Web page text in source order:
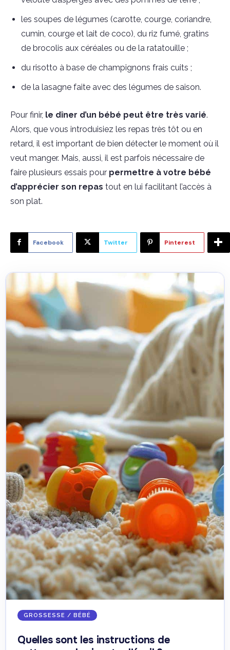
les soupes de légumes (carotte, courge, coriandre,
cumin, courge et lait de coco), du riz fumé, gratins
de brocolis aux céréales ou de la ratatouille ;
du risotto à base de champignons frais cuits ;
de la lasagne faite avec des légumes de saison.
Pour finir, le dîner d’un bébé peut être très varié.
Alors, que vous introduisiez les repas très tôt ou en
retard, il est important de bien détecter le moment où il
veut manger. Mais, aussi, il est parfois nécessaire de
faire plusieurs essais pour permettre à votre bébé
d’apprécier son repas tout en lui facilitant l’accès à
son plat.
Facebook Twitter Pinterest
GROSSESSE / BÉBÉ
Quelles sont les instructions de